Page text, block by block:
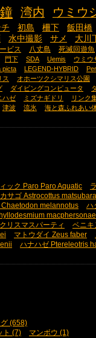
湾内 ウミウ
初島 柵下 飯田橋
水中撮影 サメ 大川
ビス
八丈島 死滅回遊魚
門下 SDA Uemis ウミウ
picta LEGEND-HYBRID
ス オホーツクシマリス公園
ダイビングコンピュータ
ハゼ ミズナギドリ リンク
津波 流氷 海と森ふれあい
ック Paro Paro Aquatic
サゴ Astrocottus
melannotus
ハ
macphersonae
リスマスパーティ
ベニ
マトウダイ Zeus faber
ハナハゼ Ptereleotris
(658)
ト (7)
マンボウ (1)